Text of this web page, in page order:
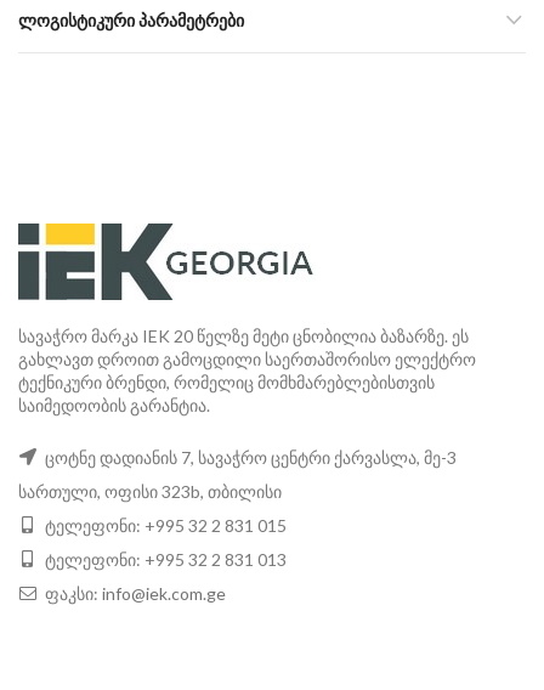
ᲚᲝᲒᲘᲡᲢᲘᲙᲣᲠᲘ ᲞᲐᲠᲐᲛᲔᲢᲠᲔᲑᲘ
სავაჭრო მარკა IEK 20 წელზე მეტი ცნობილია ბაზარზე. ეს
გახლავთ დროით გამოცდილი საერთაშორისო ელექტრო
ტექნიკური ბრენდი, რომელიც მომხმარებლებისთვის
საიმედოობის გარანტია.
ცოტნე დადიანის 7, სავაჭრო ცენტრი ქარვასლა, მე-3
სართული, ოფისი 323b, თბილისი
ტელეფონი: +995 32 2 831 015
ტელეფონი: +995 32 2 831 013
ფაკსი: info@iek.com.ge